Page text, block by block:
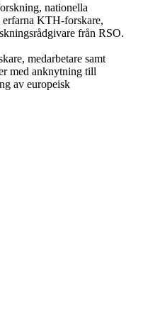
nationella
KTH-forskare,
från RSO.
medarbetare samt
med anknytning till
av europeisk